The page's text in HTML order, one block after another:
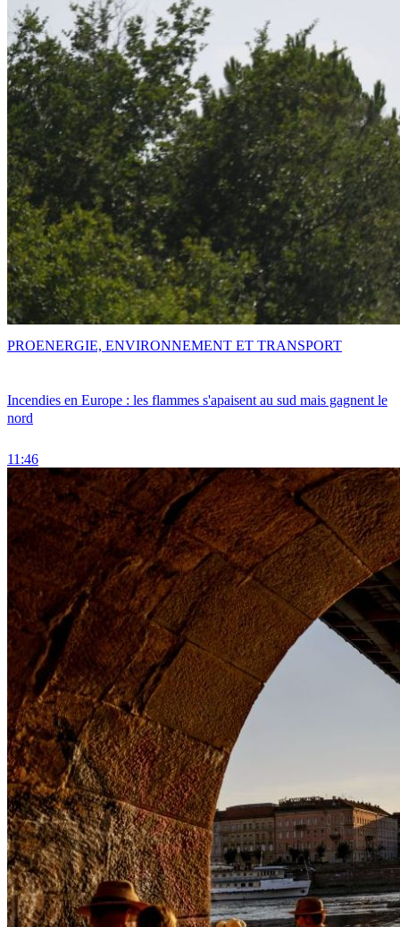
Incendies en Europe : les flammes s'apaisent au sud mais gagnent le
nord
11:46
PROENERGIE, ENVIRONNEMENT ET TRANSPORT